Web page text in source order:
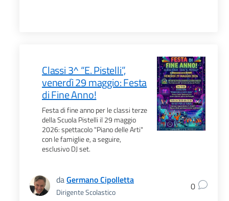
Classi 3^ “E. Pistelli”,
venerdì 29 maggio: Festa
di Fine Anno!
Festa di fine anno per le classi terze
della Scuola Pistelli il 29 maggio
2026: spettacolo "Piano delle Arti"
con le famiglie e, a seguire,
esclusivo DJ set.
daGermano Cipolletta
Dirigente Scolastico 0